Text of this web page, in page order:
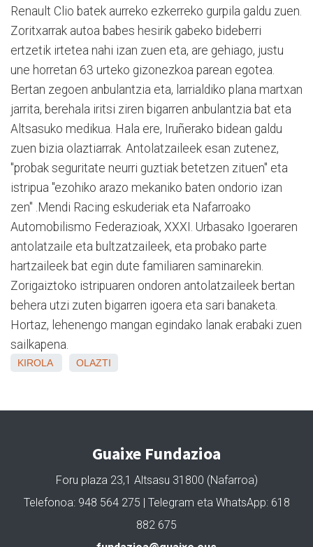
Renault Clio batek aurreko ezkerreko gurpila galdu zuen.
Zoritxarrak autoa babes hesirik gabeko bideberri
ertzetik irtetea nahi izan zuen eta, are gehiago, justu
une horretan 63 urteko gizonezkoa parean egotea.
Bertan zegoen anbulantzia eta, larrialdiko plana martxan
jarrita, berehala iritsi ziren bigarren anbulantzia bat eta
Altsasuko medikua. Hala ere, Iruñerako bidean galdu
zuen bizia olaztiarrak. Antolatzaileek esan zutenez,
"probak seguritate neurri guztiak betetzen zituen" eta
istripua "ezohiko arazo mekaniko baten ondorio izan
zen" .Mendi Racing eskuderiak eta Nafarroako
Automobilismo Federazioak, XXXI. Urbasako Igoeraren
antolatzaile eta bultzatzaileek, eta probako parte
hartzaileek bat egin dute familiaren saminarekin.
Zorigaiztoko istripuaren ondoren antolatzaileek bertan
behera utzi zuten bigarren igoera eta sari banaketa.
Hortaz, lehenengo mangan egindako lanak erabaki zuen
sailkapena.
KIROLA OLAZTI
Guaixe Fundazioa
Foru plaza 23,1 Altsasu 31800 (Nafarroa)
Telefonoa: 948 564 275 | Telegram eta WhatsApp: 618
882 675